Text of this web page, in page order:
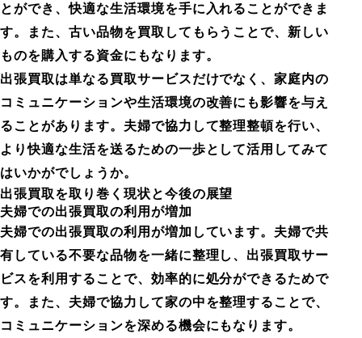
とができ、快適な生活環境を手に入れることができま
す。また、古い品物を買取してもらうことで、新しい
ものを購入する資金にもなります。
出張買取は単なる買取サービスだけでなく、家庭内の
コミュニケーションや生活環境の改善にも影響を与え
ることがあります。夫婦で協力して整理整頓を行い、
より快適な生活を送るための一歩として活用してみて
はいかがでしょうか。
出張買取を取り巻く現状と今後の展望
夫婦での出張買取の利用が増加
夫婦での出張買取の利用が増加しています。夫婦で共
有している不要な品物を一緒に整理し、出張買取サー
ビスを利用することで、効率的に処分ができるためで
す。また、夫婦で協力して家の中を整理することで、
コミュニケーションを深める機会にもなります。